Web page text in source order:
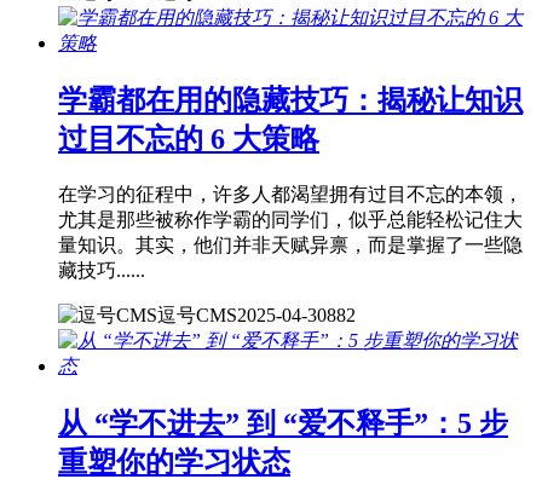
学霸都在用的隐藏技巧：揭秘让知识
过目不忘的 6 大策略
在学习的征程中，许多人都渴望拥有过目不忘的本领，
尤其是那些被称作学霸的同学们，似乎总能轻松记住大
量知识。其实，他们并非天赋异禀，而是掌握了一些隐
藏技巧......
逗号CMS2025-04-30882
从 “学不进去” 到 “爱不释手”：5 步
重塑你的学习状态